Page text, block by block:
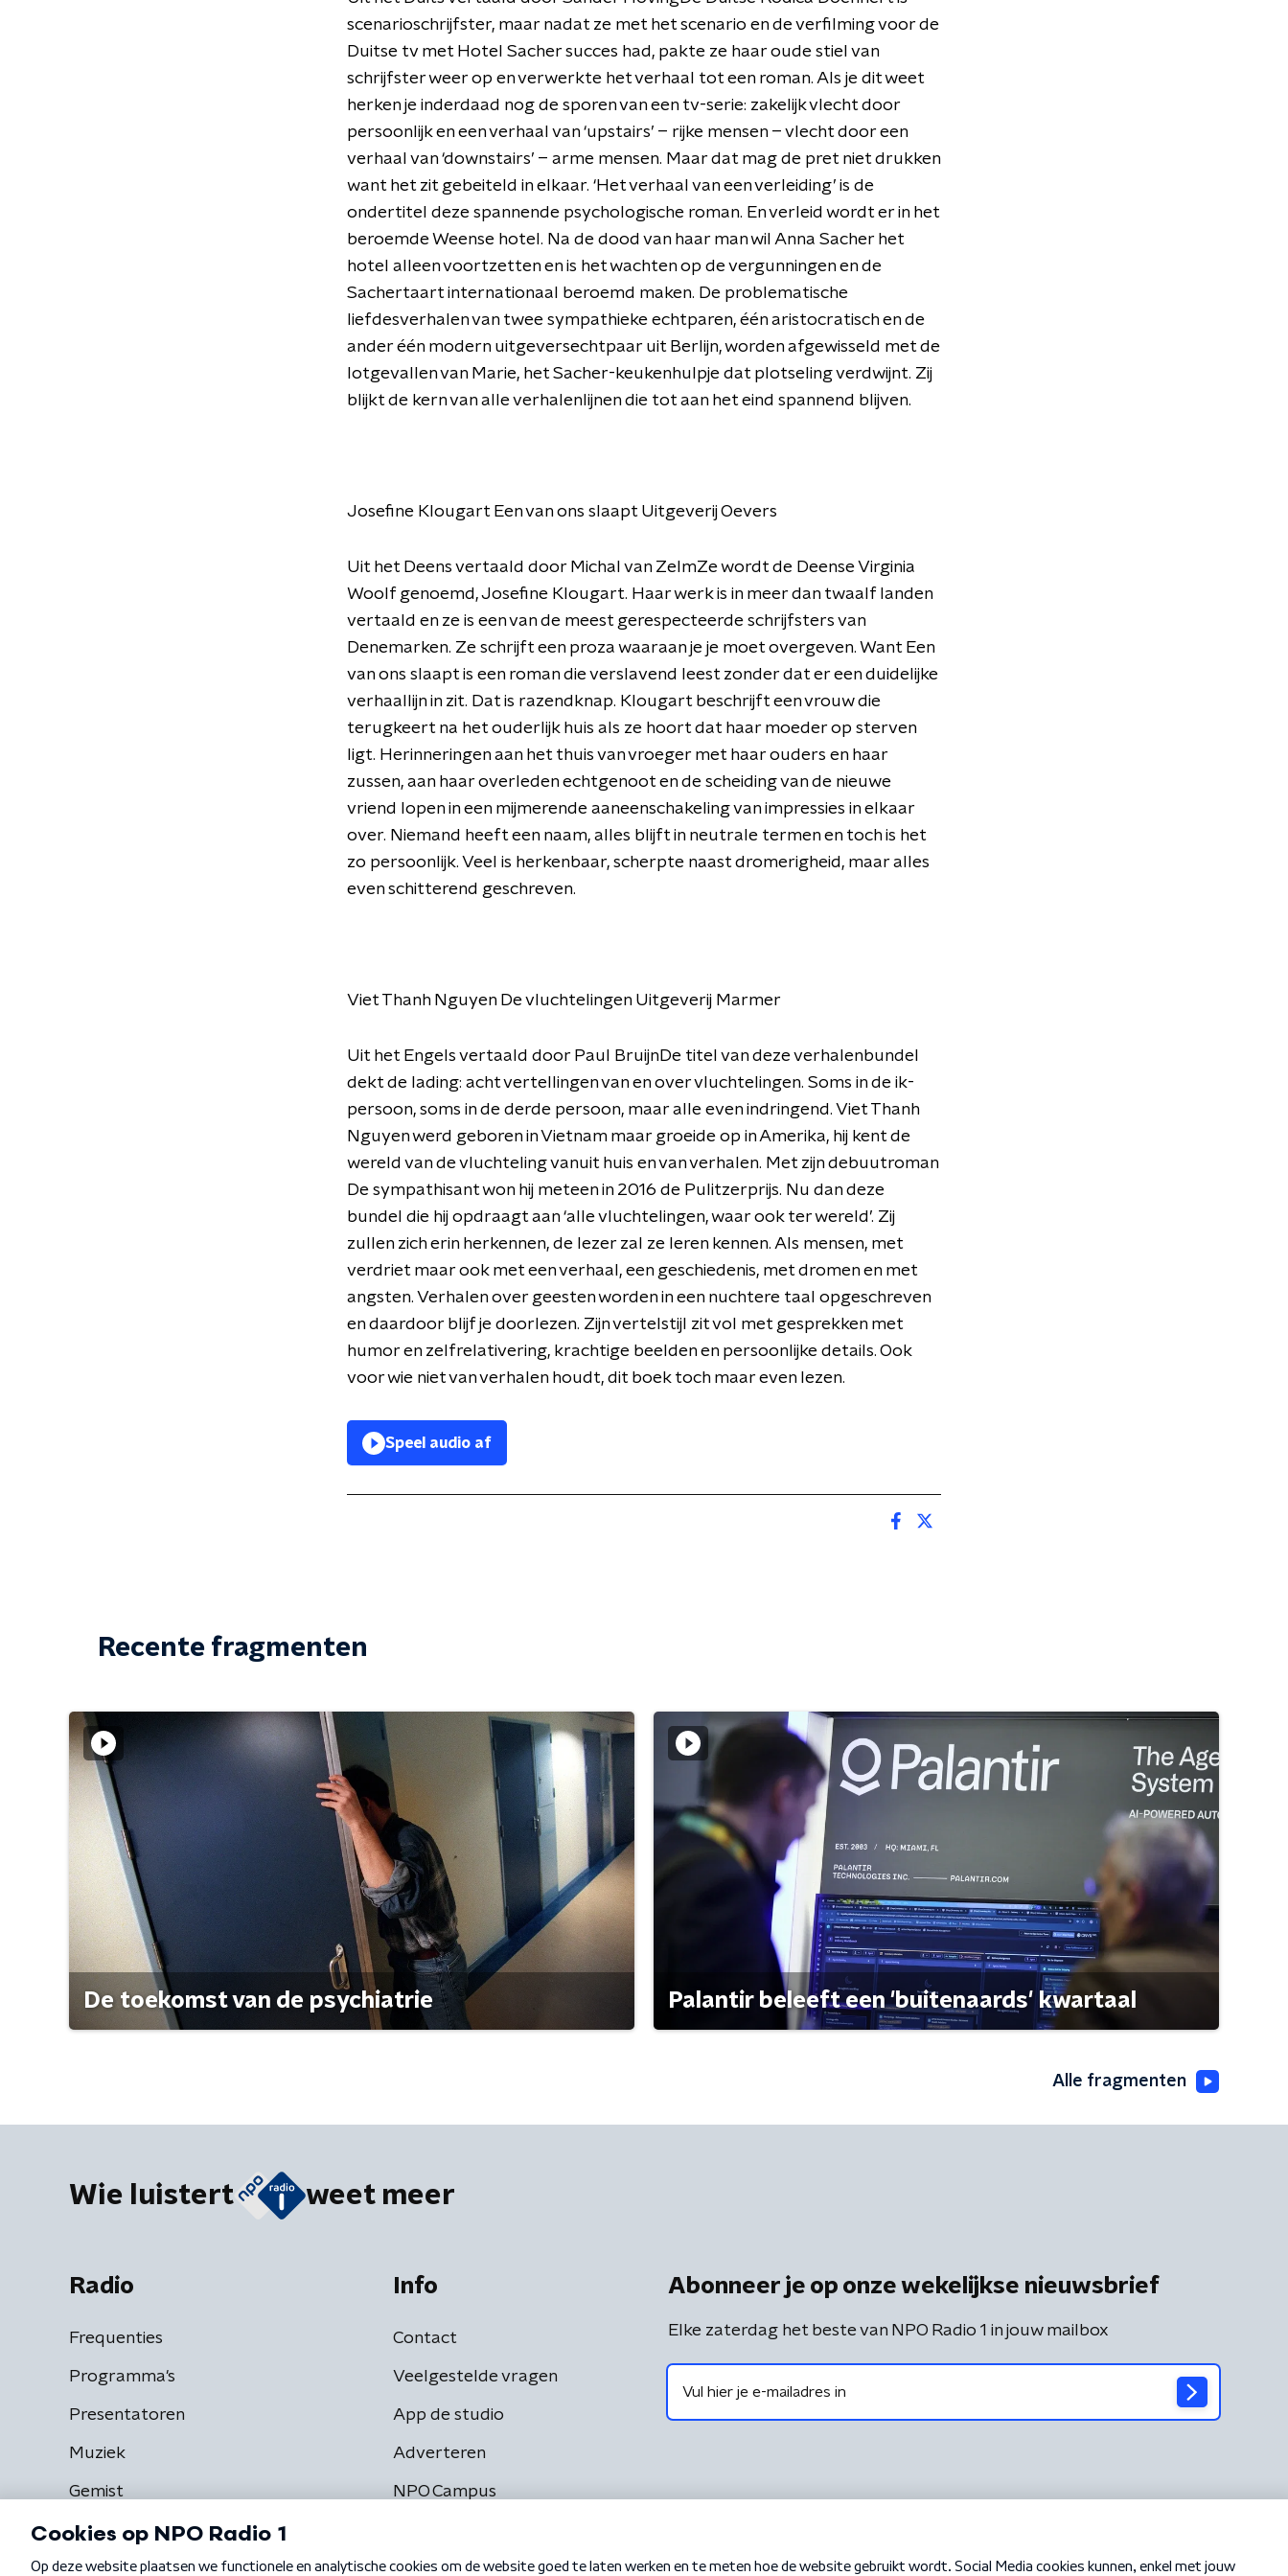
scenarioschrijfster, maar nadat ze met het scenario en de verfilming voor de
Duitse tv met Hotel Sacher succes had, pakte ze haar oude stiel van
schrijfster weer op en verwerkte het verhaal tot een roman. Als je dit weet
herken je inderdaad nog de sporen van een tv-serie: zakelijk vlecht door
persoonlijk en een verhaal van ‘upstairs’ – rijke mensen – vlecht door een
verhaal van ‘downstairs’ – arme mensen. Maar dat mag de pret niet drukken
want het zit gebeiteld in elkaar. ‘Het verhaal van een verleiding’ is de
ondertitel deze spannende psychologische roman. En verleid wordt er in het
beroemde Weense hotel. Na de dood van haar man wil Anna Sacher het
hotel alleen voortzetten en is het wachten op de vergunningen en de
Sachertaart internationaal beroemd maken. De problematische
liefdesverhalen van twee sympathieke echtparen, één aristocratisch en de
ander één modern uitgeversechtpaar uit Berlijn, worden afgewisseld met de
lotgevallen van Marie, het Sacher-keukenhulpje dat plotseling verdwijnt. Zij
blijkt de kern van alle verhalenlijnen die tot aan het eind spannend blijven.
Josefine Klougart Een van ons slaapt Uitgeverij Oevers
Uit het Deens vertaald door Michal van ZelmZe wordt de Deense Virginia
Woolf genoemd, Josefine Klougart. Haar werk is in meer dan twaalf landen
vertaald en ze is een van de meest gerespecteerde schrijfsters van
Denemarken. Ze schrijft een proza waaraan je je moet overgeven. Want Een
van ons slaapt is een roman die verslavend leest zonder dat er een duidelijke
verhaallijn in zit. Dat is razendknap. Klougart beschrijft een vrouw die
terugkeert na het ouderlijk huis als ze hoort dat haar moeder op sterven
ligt. Herinneringen aan het thuis van vroeger met haar ouders en haar
zussen, aan haar overleden echtgenoot en de scheiding van de nieuwe
vriend lopen in een mijmerende aaneenschakeling van impressies in elkaar
over. Niemand heeft een naam, alles blijft in neutrale termen en toch is het
zo persoonlijk. Veel is herkenbaar, scherpte naast dromerigheid, maar alles
even schitterend geschreven.
Viet Thanh Nguyen De vluchtelingen Uitgeverij Marmer
Uit het Engels vertaald door Paul BruijnDe titel van deze verhalenbundel
dekt de lading: acht vertellingen van en over vluchtelingen. Soms in de ik-
persoon, soms in de derde persoon, maar alle even indringend. Viet Thanh
Nguyen werd geboren in Vietnam maar groeide op in Amerika, hij kent de
wereld van de vluchteling vanuit huis en van verhalen. Met zijn debuutroman
De sympathisant won hij meteen in 2016 de Pulitzerprijs. Nu dan deze
bundel die hij opdraagt aan ‘alle vluchtelingen, waar ook ter wereld’. Zij
zullen zich erin herkennen, de lezer zal ze leren kennen. Als mensen, met
verdriet maar ook met een verhaal, een geschiedenis, met dromen en met
angsten. Verhalen over geesten worden in een nuchtere taal opgeschreven
en daardoor blijf je doorlezen. Zijn vertelstijl zit vol met gesprekken met
humor en zelfrelativering, krachtige beelden en persoonlijke details. Ook
voor wie niet van verhalen houdt, dit boek toch maar even lezen.
Speel audio af
Recente fragmenten
De toekomst van de psychiatrie Palantir beleeft een 'buitenaards' kwartaal
Alle fragmenten
Wie luistert weet meer
Radio
Frequenties
Programma's
Presentatoren
Muziek
Gemist
Info
Contact
Veelgestelde vragen
App de studio
Adverteren
NPO Campus
Abonneer je op onze wekelijkse nieuwsbrief
Elke zaterdag het beste van NPO Radio 1 in jouw mailbox